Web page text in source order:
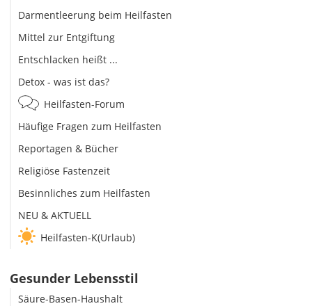
Darmentleerung beim Heilfasten
Mittel zur Entgiftung
Entschlacken heißt ...
Detox - was ist das?
Heilfasten-Forum
Häufige Fragen zum Heilfasten
Reportagen & Bücher
Religiöse Fastenzeit
Besinnliches zum Heilfasten
NEU & AKTUELL
Heilfasten-K(Urlaub)
Gesunder Lebensstil
Säure-Basen-Haushalt